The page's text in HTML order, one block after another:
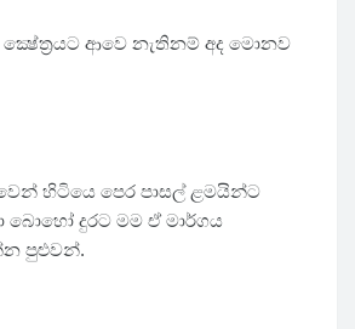
ආවෙ නැතිනම් අද මොනව
හිටියෙ පෙර පාසල් ළමයින්ට
දුරට මම ඒ මාර්ගය
පුළුවන්.